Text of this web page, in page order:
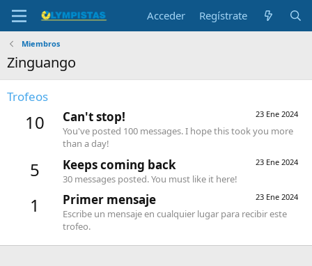
Acceder Regístrate
Miembros
Zinguango
Trofeos
10 23 Ene 2024
Can't stop!
You've posted 100 messages. I hope this took you more
than a day!
5 23 Ene 2024
Keeps coming back
30 messages posted. You must like it here!
1 23 Ene 2024
Primer mensaje
Escribe un mensaje en cualquier lugar para recibir este
trofeo.